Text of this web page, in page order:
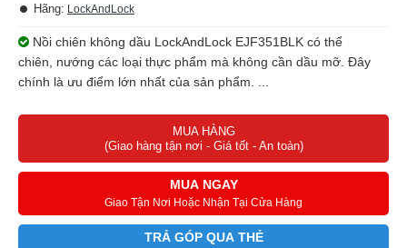
Hãng: LockAndLock
Nồi chiên không dầu LockAndLock EJF351BLK có thể
chiên, nướng các loại thực phẩm mà không cần dầu mỡ. Đây
chính là ưu điểm lớn nhất của sản phẩm. ...
MUA HÀNG
(Giao hàng tận nơi - Giá tốt - An toàn)
MUA NGAY
Giao Tận Nơi Hoặc Nhận Tại Cửa Hàng
TRẢ GÓP QUA THẺ